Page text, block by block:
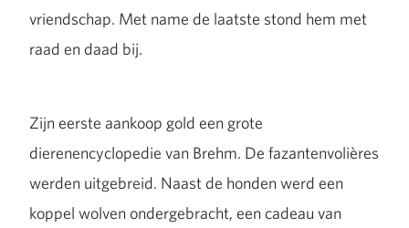
vriendschap. Met name de laatste stond hem met
raad en daad bij.
Zijn eerste aankoop gold een grote
dierenencyclopedie van Brehm. De fazantenvolières
werden uitgebreid. Naast de honden werd een
koppel wolven ondergebracht, een cadeau van